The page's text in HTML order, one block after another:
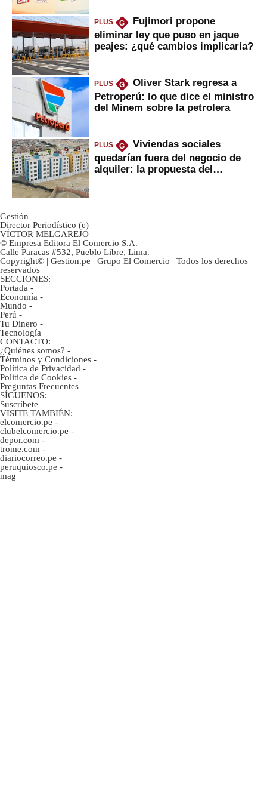
PLUS G
Fujimori propone
eliminar ley que puso en jaque
peajes: ¿qué cambios implicaría?
PLUS G
Oliver Stark regresa a
Petroperú: lo que dice el ministro
del Minem sobre la petrolera
PLUS G
Viviendas sociales
quedarían fuera del negocio de
alquiler: la propuesta del
Gestión
Director Periodístico (e)
VÍCTOR MELGAREJO
© Empresa Editora El Comercio S.A.
Calle Paracas #532, Pueblo Libre, Lima.
Copyright© | Gestion.pe | Grupo El Comercio | Todos los derechos
reservados
SECCIONES:
Portada -
Economía -
Mundo -
Perú -
Tu Dinero -
Tecnología
CONTACTO:
¿Quiénes somos? -
Términos y Condiciones -
Política de Privacidad -
Politica de Cookies -
Preguntas Frecuentes
SÍGUENOS:
Suscríbete
VISITE TAMBIÉN:
elcomercio.pe -
clubelcomercio.pe -
depor.com -
trome.com -
diariocorreo.pe -
peruquiosco.pe -
mag